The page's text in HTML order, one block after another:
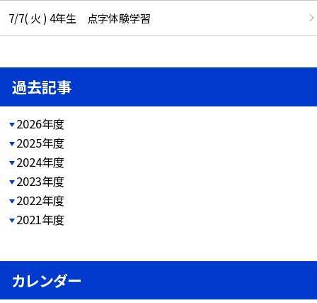
7/7( 火 ) 4年生 点字体験学習
過去記事
2026年度
2025年度
2024年度
2023年度
2022年度
2021年度
カレンダー